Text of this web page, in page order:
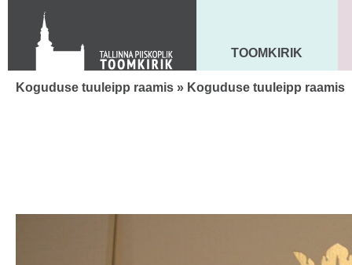
Toom-Kooli 6, 10130 TALLINN
tallinna.toom
+372 644 4140
MAARJA KIRIK
TOOMKIRIK
Koguduse tuuleipp raamis » Koguduse tuuleipp raamis